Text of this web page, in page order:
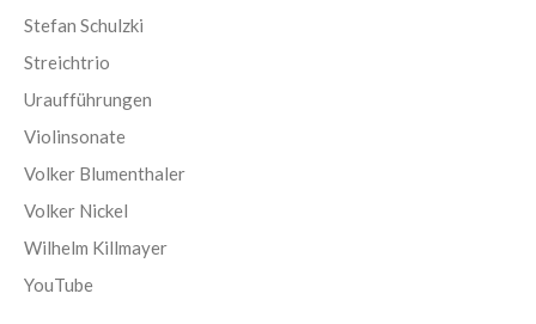
Stefan Schulzki
Streichtrio
Uraufführungen
Violinsonate
Volker Blumenthaler
Volker Nickel
Wilhelm Killmayer
YouTube